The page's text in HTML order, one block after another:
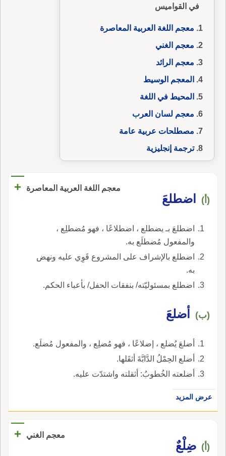
في القواميس
معجم اللغة العربية المعاصرة
معجم الغني
معجم الرائد
المعجم الوسيط
المحيط في اللغة
معجم لسان العرب
مصطلحات عربية عامة
ترجمة إنجليزية
معجم اللغة العربية المعاصرة +
(أ) اضطلعَ
اضطلعَ بـ يضطلع ، اضطلاعًا ، فهو مُضطلِع ،
والمفعول مُضطلَع به.
اضطلع بالإشراف على المشروع قَوِي عليه ونهض
به.
اضطلع بمسئوليّته/ بنفقات الحفل/ بأعباء الحكم.
(ب) أضلعَ
أضلعَ يُضلع ، إضلاعًا ، فهو مُضلِع ، والمفعول مُضلَع.
أضلع الحِمْلُ الدَّابَّةَ أثقَلها.
أضلعته الخُطوبُ: أثقلته واشتدّت عليه.
عرض المزيد
معجم الغني +
(أ) ضِلْعٌ